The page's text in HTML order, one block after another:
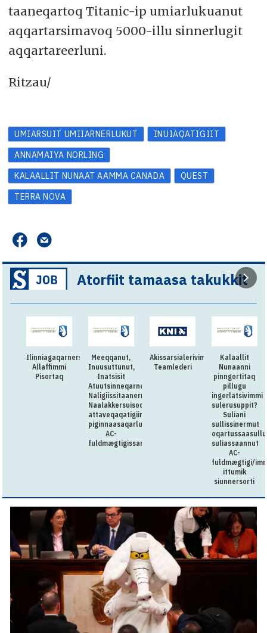
taaneqartoq Titanic-ip umiarlukuanut
aqqartarsimavoq 5000-illu sinnerlugit
aqqartareerluni.
Ritzau/
UMIARSUIT UMIIARNERLUKUT
INUIAQATIGIIT
ANNAMAIYA NORLING
KALAALLIT NUNAAT AAMMA CANADA
QUEST
TERRA NOVA
Atorfiit tamaasa takukkit
Ilinniagaqarnersiuteqartitsivimmi
Allaffimmi
Pisortaq
Meeqqanut,
Inuusuttunut,
Inatsisit
Atuutsinneqarnerannut
Naligiissitaanermullu
Naalakkersuisoqarfik
attaveqaqatigiinnermut
piginnaasaqarluartumik
AC-
fuldmægtigissarsiorpoq
Akissarsialerivimmi
Teamlederi
Kalaallit
Nunaanni
pinngortitaq
pillugu
ingerlatsivimmi
sulerusuppit?
Suliani
sullissinermut
oqartussaasullu
suliassaannut
AC-
fuldmægtigi/
ittumik
siunnersorti